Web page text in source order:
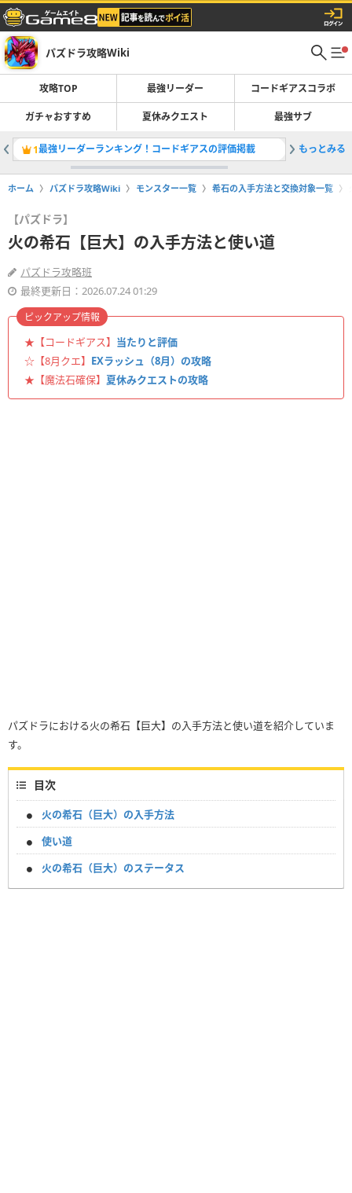
パズドラ攻略Wiki
攻略TOP 最強リーダー コードギアスコラボ
ガチャおすすめ 夏休みクエスト 最強サブ
1最強リーダーランキング！コードギアスの評価掲載 2コード
もっとみる
ホーム パズドラ攻略Wiki モンスター一覧 希石の入手方法と交換対象一覧
【パズドラ】
火の希石【巨大】の入手方法と使い道
パズドラ攻略班
最終更新日：2026.07.24 01:29
★【コードギアス】 当たりと評価
☆【8月クエ】 EXラッシュ（8月）の攻略
★【魔法石確保】 夏休みクエストの攻略
ピックアップ情報
パズドラにおける火の希石【巨大】の入手方法と使い道を紹介していま
す。
目次
火の希石（巨大）の入手方法
使い道
火の希石（巨大）のステータス